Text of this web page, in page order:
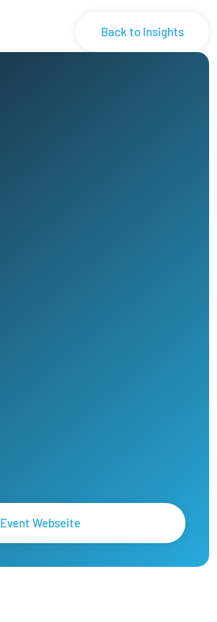
Back to Insights
Event Webseite